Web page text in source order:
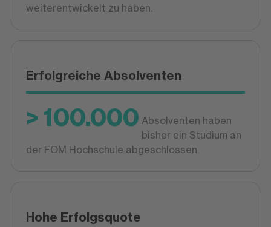
weiterentwickelt zu haben.
Erfolgreiche Absolventen
> 100.000 Absolventen haben
bisher ein Studium an
der FOM Hochschule abgeschlossen.
Hohe Erfolgsquote